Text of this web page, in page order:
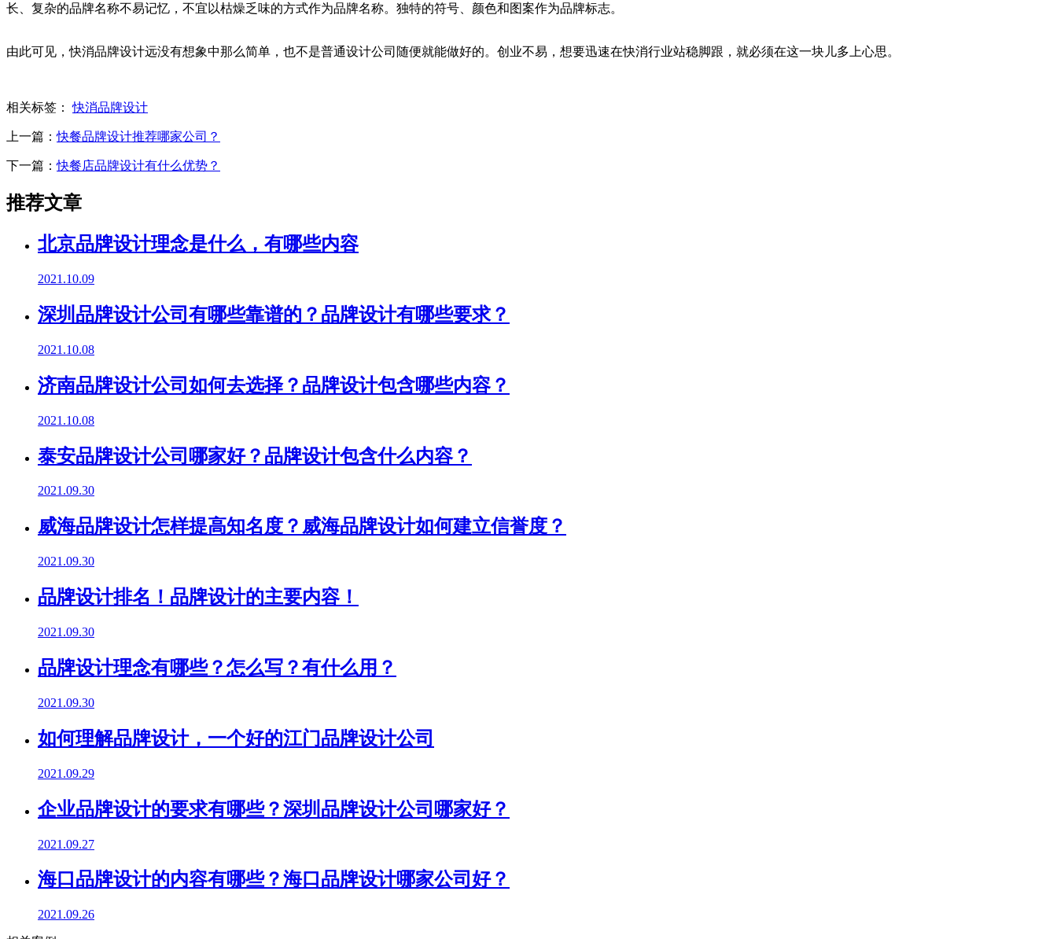
长、复杂的品牌名称不易记忆，不宜以枯燥乏味的方式作为品牌名称。独特的符号、颜色和图案作为品牌标志。
由此可见，快消品牌设计远没有想象中那么简单，也不是普通设计公司随便就能做好的。创业不易，想要迅速在快消行业站稳脚跟，就必须在这一块儿多上心思。
相关标签：快消品牌设计
上一篇：快餐品牌设计推荐哪家公司？
下一篇：快餐店品牌设计有什么优势？
推荐文章
北京品牌设计理念是什么，有哪些内容
2021.10.09
深圳品牌设计公司有哪些靠谱的？品牌设计有哪些要求？
2021.10.08
济南品牌设计公司如何去选择？品牌设计包含哪些内容？
2021.10.08
泰安品牌设计公司哪家好？品牌设计包含什么内容？
2021.09.30
威海品牌设计怎样提高知名度？威海品牌设计如何建立信誉度？
2021.09.30
品牌设计排名！品牌设计的主要内容！
2021.09.30
品牌设计理念有哪些？怎么写？有什么用？
2021.09.30
如何理解品牌设计，一个好的江门品牌设计公司
2021.09.29
企业品牌设计的要求有哪些？深圳品牌设计公司哪家好？
2021.09.27
海口品牌设计的内容有哪些？海口品牌设计哪家公司好？
2021.09.26